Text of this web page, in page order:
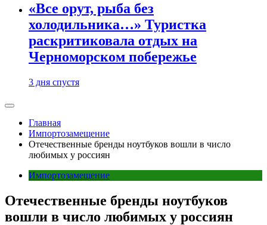
«Все орут, рыба без
холодильника…» Туристка
раскритиковала отдых на
Черноморском побережье
3 дня спустя
Главная
Импортозамещение
Отечественные бренды ноутбуков вошли в число
любимых у россиян
Импортозамещение
Отечественные бренды ноутбуков
вошли в число любимых у россиян